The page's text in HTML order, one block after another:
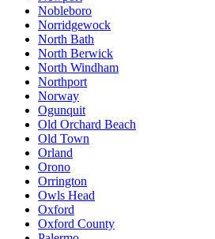
Nobleboro
Norridgewock
North Bath
North Berwick
North Windham
Northport
Norway
Ogunquit
Old Orchard Beach
Old Town
Orland
Orono
Orrington
Owls Head
Oxford
Oxford County